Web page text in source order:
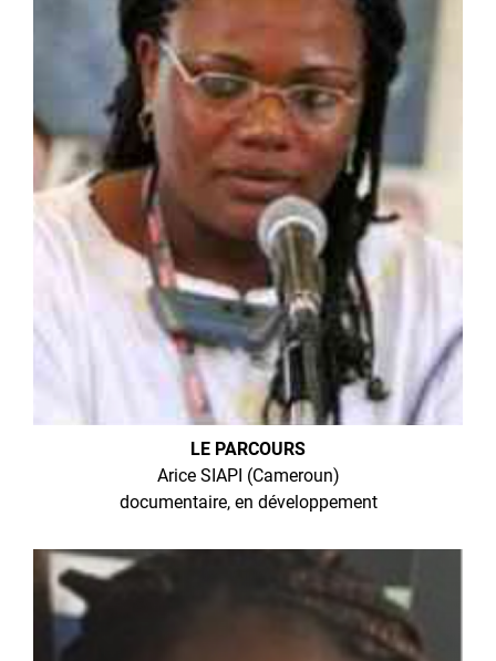
LE PARCOURS
Arice SIAPI (Cameroun)
documentaire, en développement